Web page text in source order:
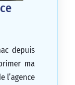
depuis
ma
l’agence